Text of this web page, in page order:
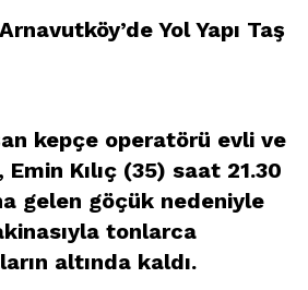
Arnavutköy’de Yol Yapı Taş
kepçe operatörü evli ve
Kılıç (35) saat 21.30
gelen göçük nedeniyle
tonlarca
altında kaldı.